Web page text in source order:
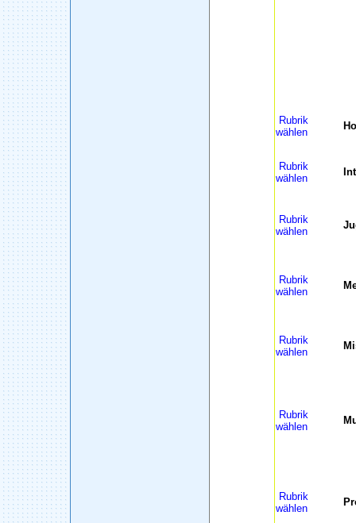
Rubrik
wählen
Rubrik
wählen
Rubrik
wählen
Rubrik
wählen
Rubrik
wählen
Rubrik
wählen
Rubrik
wählen